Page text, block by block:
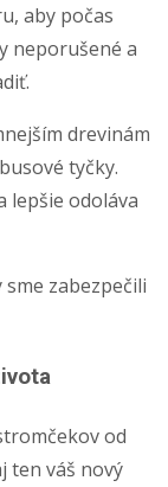
aby počas
neporušené a
drevinám
tyčky.
lepšie odoláva
zabezpečili
od
ten váš nový